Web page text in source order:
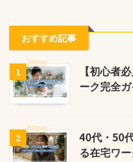
おすすめ記事
1
【初心者
ーク完全
2
40代・50
る在宅ワ